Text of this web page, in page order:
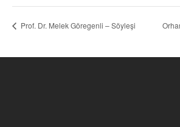
Prof. Dr. Melek Göregenli – Söyleşi